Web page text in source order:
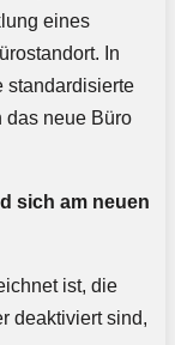
eines
In
standardisierte
das neue Büro
sich am neuen
ist, die
deaktiviert sind,